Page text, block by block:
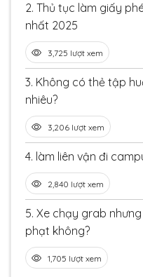
2. Thủ tục làm giấy
nhất 2025
3,725 lượt xem
3. Không có thẻ tập
nhiêu?
3,206 lượt xem
4. làm liên vận đi
2,840 lượt xem
5. Xe chạy grab
phạt không?
1,705 lượt xem